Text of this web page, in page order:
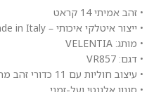
• זהב אמיתי 14 קראט
• ייצור איטלקי איכותי – Made in Italy
• מותג: VELENTIA
• דגם: VR857
• עיצוב חוליות עם 11 כדורי זהב מחוספסים